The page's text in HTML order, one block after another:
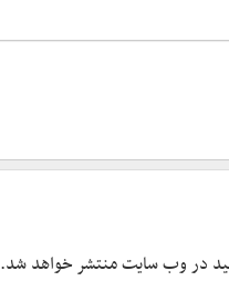
در وب سایت منتشر خواهد شد.